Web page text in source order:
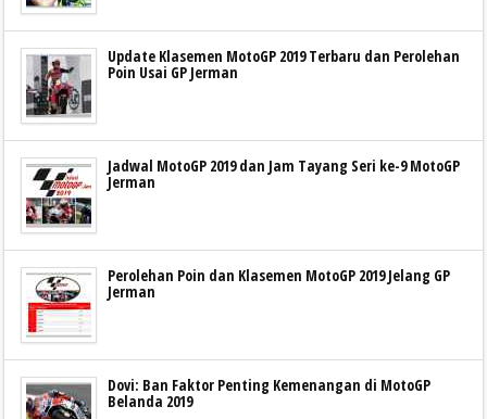
Update Klasemen MotoGP 2019 Terbaru dan Perolehan
Poin Usai GP Jerman
Jadwal MotoGP 2019 dan Jam Tayang Seri ke-9 MotoGP
Jerman
Perolehan Poin dan Klasemen MotoGP 2019 Jelang GP
Jerman
Dovi: Ban Faktor Penting Kemenangan di MotoGP
Belanda 2019